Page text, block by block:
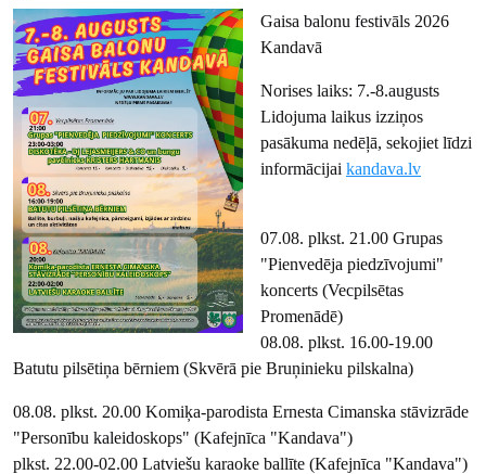
Gaisa balonu festivāls 2026
Kandavā
Norises laiks: 7.-8.augusts
Lidojuma laikus izziņos
pasākuma nedēļā, sekojiet līdzi
informācijai kandava.lv
07.08. plkst. 21.00 Grupas
"Pienvedēja piedzīvojumi"
koncerts (Vecpilsētas
Promenādē)
08.08. plkst. 16.00-19.00
Batutu pilsētiņa bērniem (Skvērā pie Bruņinieku pilskalna)
08.08. plkst. 20.00 Komiķa-parodista Ernesta Cimanska stāvizrāde
"Personību kaleidoskops" (Kafejnīca "Kandava")
plkst. 22.00-02.00 Latviešu karaoke ballīte (Kafejnīca "Kandava")